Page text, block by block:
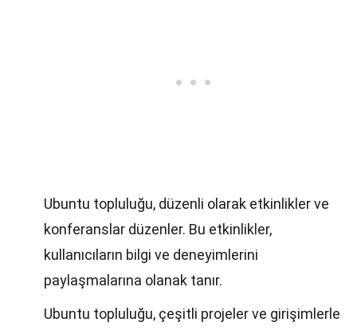
Ubuntu topluluğu, düzenli olarak etkinlikler ve
konferanslar düzenler. Bu etkinlikler,
kullanıcıların bilgi ve deneyimlerini
paylaşmalarına olanak tanır.
Ubuntu topluluğu, çeşitli projeler ve girişimlerle